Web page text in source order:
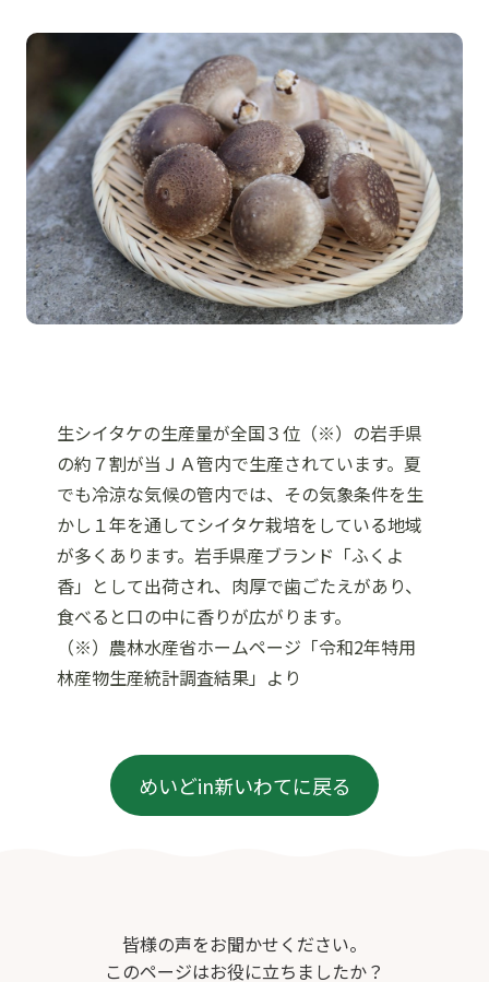
生シイタケの生産量が全国３位（※）の岩手県
の約７割が当ＪＡ管内で生産されています。夏
でも冷涼な気候の管内では、その気象条件を生
かし１年を通してシイタケ栽培をしている地域
が多くあります。岩手県産ブランド「ふくよ
香」として出荷され、肉厚で歯ごたえがあり、
食べると口の中に香りが広がります。
（※）農林水産省ホームページ「令和2年特用
林産物生産統計調査結果」より
めいどin新いわてに戻る
皆様の声をお聞かせください。
このページはお役に立ちましたか？